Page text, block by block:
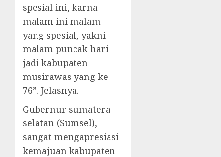
spesial ini, karna
malam ini malam
yang spesial, yakni
malam puncak hari
jadi kabupaten
musirawas yang ke
76”. Jelasnya.
Gubernur sumatera
selatan (Sumsel),
sangat mengapresiasi
kemajuan kabupaten